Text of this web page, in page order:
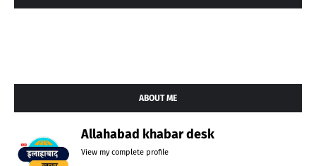
ABOUT ME
Allahabad khabar desk
View my complete profile